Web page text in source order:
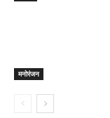
मनोरंजन